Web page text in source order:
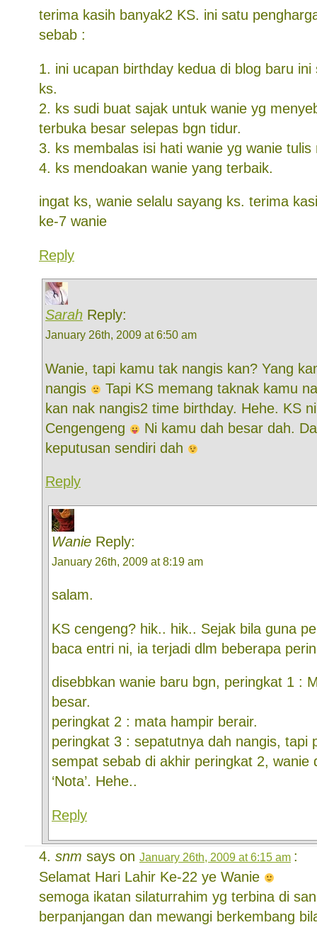
terima kasih banyak2 KS. ini satu
sebab :
1. ini ucapan birthday kedua di blog baru ini
ks.
2. ks sudi buat sajak untuk wanie yg
terbuka besar selepas bgn tidur.
3. ks membalas isi hati wanie yg wanie
4. ks mendoakan wanie yang terbaik.
ingat ks, wanie selalu sayang ks. terima
ke-7 wanie
Reply
Sarah Reply:
January 26th, 2009 at 6:50 am
Wanie, tapi kamu tak nangis kan? Yang
nangis
Tapi KS memang taknak kamu
kan nak nangis2 time birthday. Hehe. KS
Cengengeng
Ni kamu dah besar dah.
keputusan sendiri dah
Reply
Wanie Reply:
January 26th, 2009 at 8:19 am
salam.
KS cengeng? hik.. hik.. Sejak bila guna
baca entri ni, ia terjadi dlm beberapa
disebbkan wanie baru bgn, peringkat 1 :
besar.
peringkat 2 : mata hampir berair.
peringkat 3 : sepatutnya dah nangis, tapi
sempat sebab di akhir peringkat 2, wanie
‘Nota’. Hehe..
Reply
snm says on January 26th, 2009 at 6:15 am :
Selamat Hari Lahir Ke-22 ye Wanie
semoga ikatan silaturrahim yg terbina di
berpanjangan dan mewangi berkembang